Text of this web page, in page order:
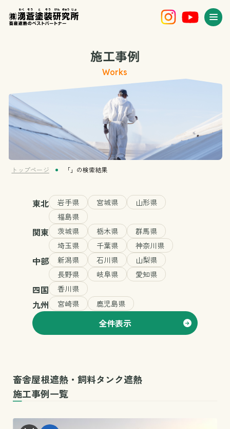
施工事例
Works
トップページ 「」の検索結果
東北 岩手県 宮城県
山形県
福島県
関東 茨城県 栃木県
群馬県
埼玉県
千葉県 神奈川県
中部 新潟県 石川県
山梨県
長野県
岐阜県 愛知県
四国 香川県
九州 宮崎県 鹿児島県
全件表示
畜舎屋根遮熱・飼料タンク遮熱
施工事例一覧